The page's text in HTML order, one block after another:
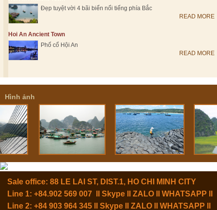
Đẹp tuyệt vời 4 bãi biển nổi tiếng phía Bắc
READ MORE
Hoi An Ancient Town
Phố cổ Hội An
READ MORE
Hình ảnh
Sale office: 88 LE LAI ST, DIST.1, HO CHI MINH CITY
Line 1: +84.902 569 007 ll Skype ll ZALO ll WHATSAPP ll
Line 2: +84 903 964 345 ll Skype ll ZALO ll WHATSAPP ll